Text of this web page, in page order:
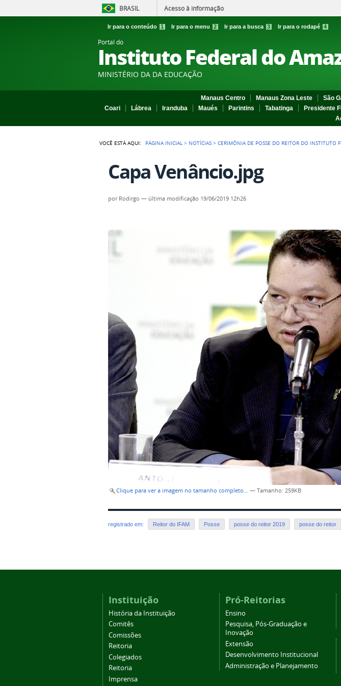
BRASIL Acesso à informação
Ir para o conteúdo 1 Ir para o menu 2 Ir para a busca 3 Ir para o rodapé 4
Portal do
Instituto Federal do
MINISTÉRIO DA DA EDUCAÇÃO
Manaus Centro Manaus Zona Leste São
Coari
Lábrea Iranduba Maués Parintins Tabatinga Presidente
VOCÊ ESTÁ AQUI: PÁGINA INICIAL > NOTÍCIAS >CERIMÔNIA DE POSSE DO REITOR DO INSTITUTO
Capa Venâncio.jpg
por Rodirgo — última modificação 19/06/2019 12h26
Clique para ver a imagem no tamanho completo… — Tamanho: 259KB
registrado em: Reitor do IFAM Posse posse do reitor 2019 posse do reitor
Instituição
História da Instituição
Comitês
Comissões
Reitoria
Colegiados
Reitoria
Imprensa
Pró-Reitorias
Ensino
Pesquisa, Pós-Graduação e
Inovação
Extensão
Desenvolvimento Institucional
Administração e Planejamento